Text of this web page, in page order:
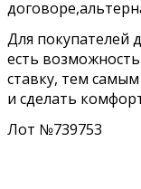
Для покупателей
есть
ставку, тем
и сделать
Лот №739753